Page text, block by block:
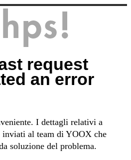
request
an error
I dettagli relativi a
inviati al team di YOOX che
soluzione del problema.